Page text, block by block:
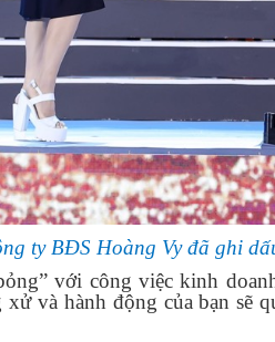
ty BĐS Hoàng Vy đã ghi
với công việc kinh
và hành động của bạn sẽ